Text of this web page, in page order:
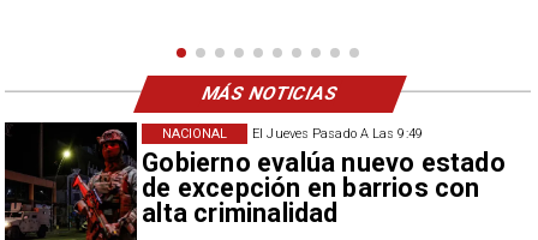
El Jueves Pasado A Las 9:49
Gobierno evalúa nuevo estado
de excepción en barrios con
alta criminalidad
NACIONAL
MÁS NOTICIAS